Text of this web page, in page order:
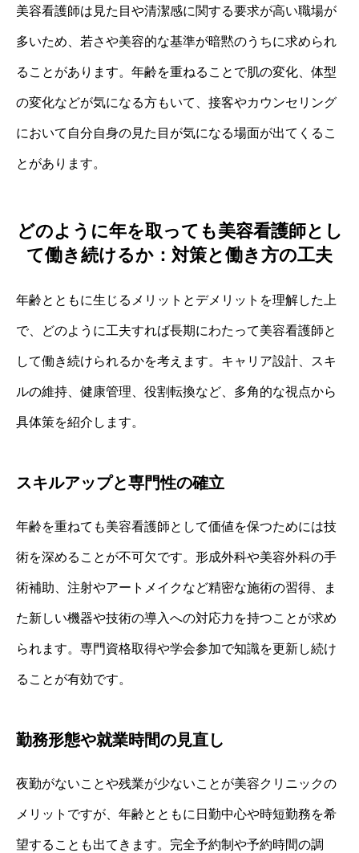
美容看護師は見た目や清潔感に関する要求が高い職場が
多いため、若さや美容的な基準が暗黙のうちに求められ
ることがあります。年齢を重ねることで肌の変化、体型
の変化などが気になる方もいて、接客やカウンセリング
において自分自身の見た目が気になる場面が出てくるこ
とがあります。
どのように年を取っても美容看護師とし
て働き続けるか：対策と働き方の工夫
年齢とともに生じるメリットとデメリットを理解した上
で、どのように工夫すれば長期にわたって美容看護師と
して働き続けられるかを考えます。キャリア設計、スキ
ルの維持、健康管理、役割転換など、多角的な視点から
具体策を紹介します。
スキルアップと専門性の確立
年齢を重ねても美容看護師として価値を保つためには技
術を深めることが不可欠です。形成外科や美容外科の手
術補助、注射やアートメイクなど精密な施術の習得、ま
た新しい機器や技術の導入への対応力を持つことが求め
られます。専門資格取得や学会参加で知識を更新し続け
ることが有効です。
勤務形態や就業時間の見直し
夜勤がないことや残業が少ないことが美容クリニックの
メリットですが、年齢とともに日勤中心や時短勤務を希
望することも出てきます。完全予約制や予約時間の調